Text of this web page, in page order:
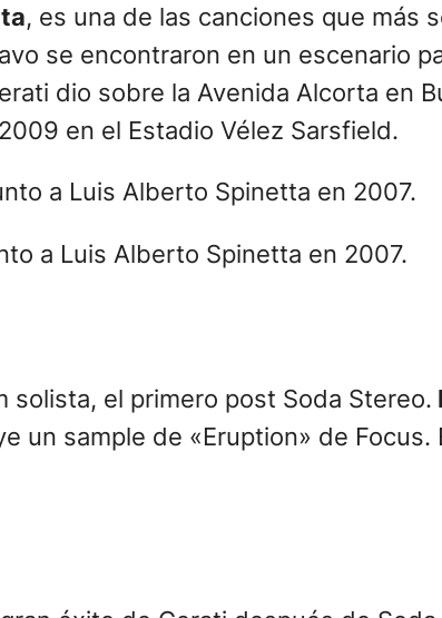
, es una de las canciones que más
se encontraron en un escenario
dio sobre la Avenida Alcorta en
en el Estadio Vélez Sarsfield.
a Luis Alberto Spinetta en 2007.
solista, el primero post Soda Stereo.
un sample de «Eruption» de Focus.